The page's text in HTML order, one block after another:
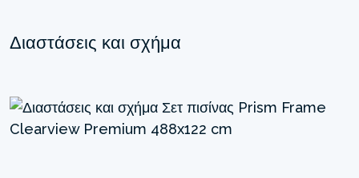
Διαστάσεις και σχήμα